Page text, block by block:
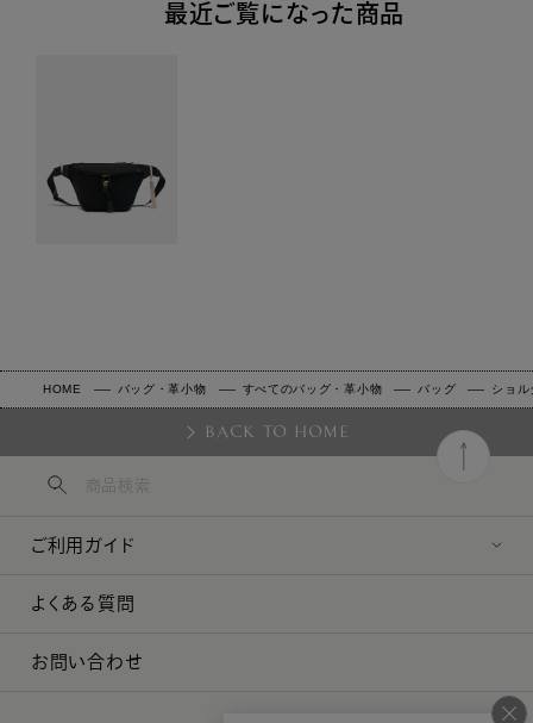
最近ご覧になった商品
HOME バッグ・革小物 すべてのバッグ・革小物 バッグ ショル
BACK TO HOME
ご利用ガイド
よくある質問
お問い合わせ